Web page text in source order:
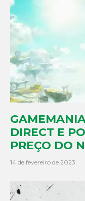
DIRECT E
PREÇO DO
14 de fevereiro de 2023